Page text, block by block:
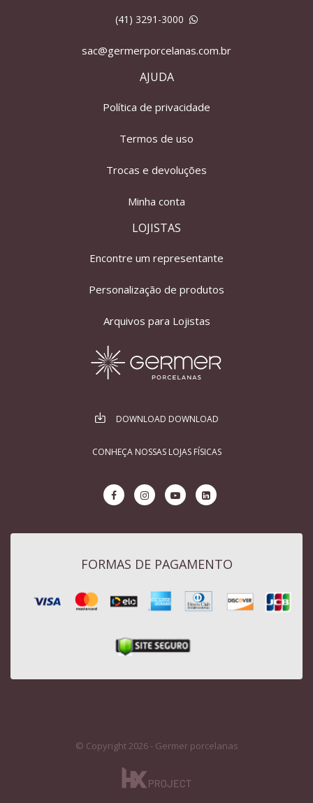
(41) 3291-3000
sac@germerporcelanas.com.br
AJUDA
Política de privacidade
Termos de uso
Trocas e devoluções
Minha conta
LOJISTAS
Encontre um representante
Personalização de produtos
Arquivos para Lojistas
DOWNLOAD DOWNLOAD
CONHEÇA NOSSAS LOJAS FÍSICAS
FORMAS DE PAGAMENTO
© Copyright 2026 - Germer porcelanas